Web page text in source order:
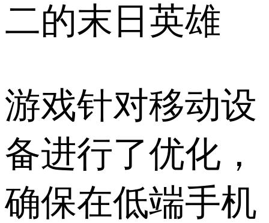
二的末日英雄
游戏针对移动设
备进行了优化，
确保在低端手机